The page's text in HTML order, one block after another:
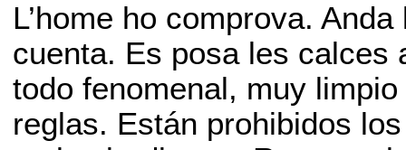
L’home ho comprova.
cuenta. Es posa les calces
todo fenomenal, muy
reglas. Están prohibidos